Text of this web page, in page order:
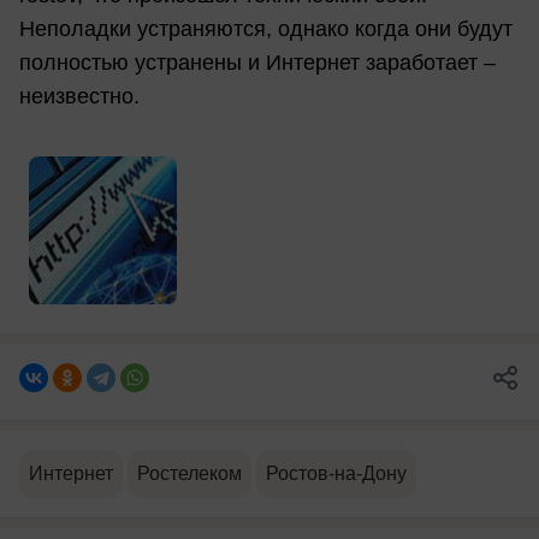
Неполадки устраняются, однако когда они будут
полностью устранены и Интернет заработает –
неизвестно.
Интернет Ростелеком Ростов-на-Дону